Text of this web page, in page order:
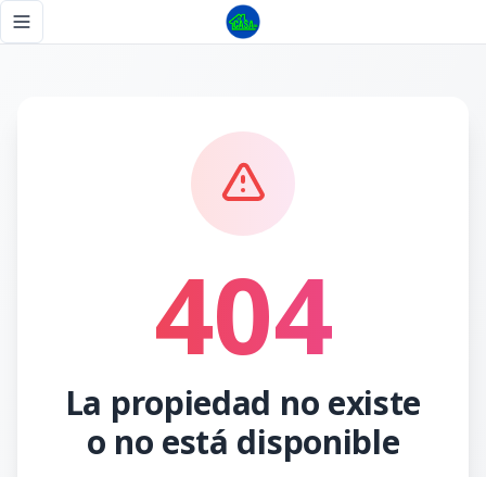
Toggle navigation menu
404
La propiedad no existe
o no está disponible
Página no encontrada - Tu Casa RD